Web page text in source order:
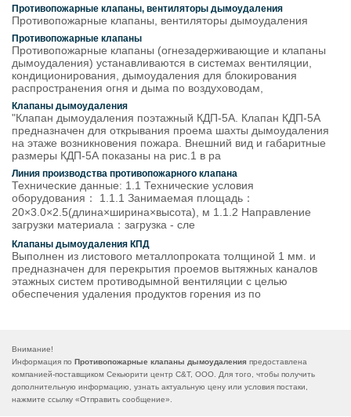
Противопожарные клапаны, вентиляторы дымоудаления
Противопожарные клапаны, вентиляторы дымоудаления
Противопожарные клапаны
Противопожарные клапаны (огнезадерживающие и клапаны
дымоудаления) устанавливаются в системах вентиляции,
кондиционирования, дымоудаления для блокирования
распространения огня и дыма по воздуховодам,
Клапаны дымоудаления
"Клапан дымоудаления поэтажный КДП-5А. Клапан КДП-5А
предназначен для открывания проема шахты дымоудаления
на этаже возникновения пожара. Внешний вид и габаритные
размеры КДП-5А показаны на рис.1 в ра
Линия производства противопожарного клапана
Технические данные: 1.1 Технические условия
оборудования： 1.1.1 Занимаемая площадь：
20×3.0×2.5(длина×ширина×высота), м 1.1.2 Направление
загрузки материала：загрузка - сле
Клапаны дымоудаления КПД
Выполнен из листового металлопроката толщиной 1 мм. и
предназначен для перекрытия проемов вытяжных каналов
этажных систем противодымной вентиляции с целью
обеспечения удаления продуктов горения из по
Внимание!
Информация по Противопожарные клапаны дымоудаления предоставлена
компанией-поставщиком Секьюрити центр С&Т, ООО. Для того, чтобы получить
дополнительную информацию, узнать актуальную цену или условия постаки,
нажмите ссылку «Отправить сообщение».